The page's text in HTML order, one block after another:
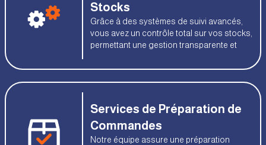
Stocks
Grâce à des systèmes de suivi avancés,
vous avez un contrôle total sur vos stocks,
permettant une gestion transparente et
Services de Préparation de
Commandes
Notre équipe assure une préparation